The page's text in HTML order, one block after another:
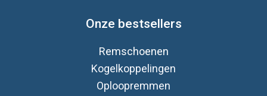
Onze bestsellers
Remschoenen
Kogelkoppelingen
Oploopremmen